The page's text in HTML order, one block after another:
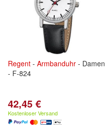
Regent - Armbanduhr - Damen
- F-824
42,45 €
Kostenloser Versand